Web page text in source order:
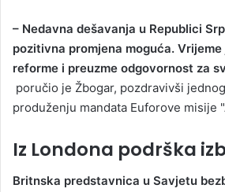
– Nedavna dešavanja u Republici
pozitivna promjena moguća.
reforme i preuzme odgovornost za
poručio je Žbogar, pozdravivši
produženju mandata Euforove misije
Iz Londona podrška
Britnska predstavnica u Savjetu